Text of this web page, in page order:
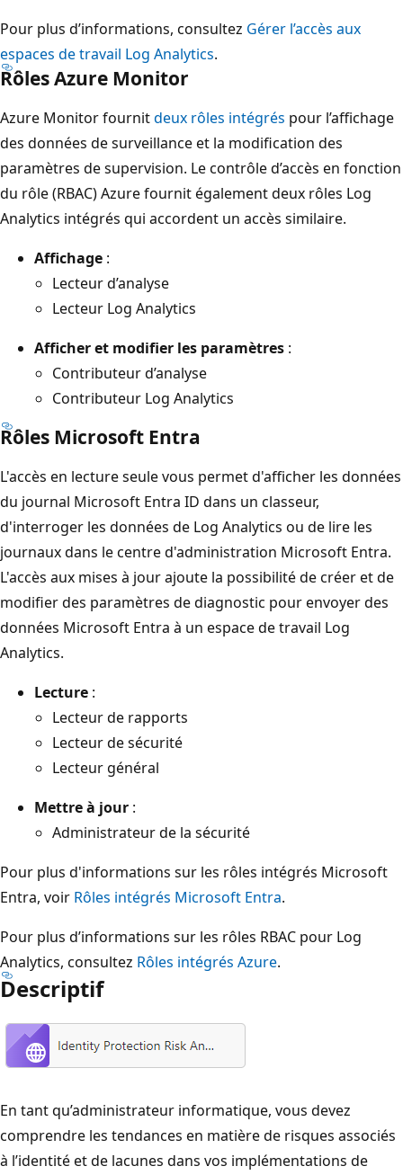
Pour plus d’informations, consultez Gérer l’accès aux
espaces de travail Log Analytics.
Rôles Azure Monitor
Azure Monitor fournitdeux rôles intégrés pour l’affichage
des données de surveillance et la modification des
paramètres de supervision. Le contrôle d’accès en fonction
du rôle (RBAC) Azure fournit également deux rôles Log
Analytics intégrés qui accordent un accès similaire.
Affichage :
Lecteur d’analyse
Lecteur Log Analytics
Afficher et modifier les paramètres :
Contributeur d’analyse
Contributeur Log Analytics
Rôles Microsoft Entra
L'accès en lecture seule vous permet d'afficher les données
du journal Microsoft Entra ID dans un classeur,
d'interroger les données de Log Analytics ou de lire les
journaux dans le centre d'administration Microsoft Entra.
L'accès aux mises à jour ajoute la possibilité de créer et de
modifier des paramètres de diagnostic pour envoyer des
données Microsoft Entra à un espace de travail Log
Analytics.
Lecture :
Lecteur de rapports
Lecteur de sécurité
Lecteur général
Mettre à jour :
Administrateur de la sécurité
Pour plus d'informations sur les rôles intégrés Microsoft
Entra, voir Rôles intégrés Microsoft Entra.
Pour plus d’informations sur les rôles RBAC pour Log
Analytics, consultez Rôles intégrés Azure.
Descriptif
En tant qu’administrateur informatique, vous devez
comprendre les tendances en matière de risques associés
à l’identité et de lacunes dans vos implémentations de